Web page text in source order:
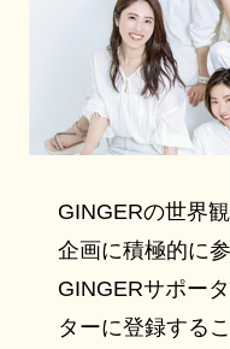
GINGERの世界
企画に積極的に
GINGERサポー
ターに登録する